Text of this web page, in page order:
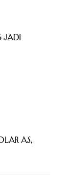
Jadi
AS,